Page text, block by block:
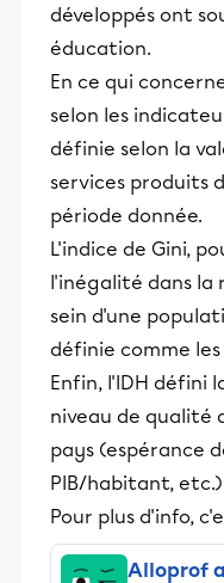
développés ont
éducation.
En ce qui
selon les
définie selon la
services produits
période donnée.
L'indice de Gini,
l'inégalité dans la
sein d'une
définie comme les
Enfin, l'IDH défini
niveau de qualité
pays (espérance
PIB/habitant, etc.)
Pour plus d'info,
Alloprof